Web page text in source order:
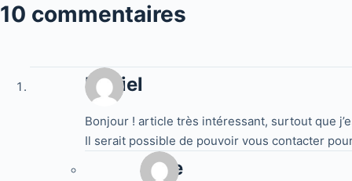
10 commentaires
Daniel
Bonjour ! article très intéressant, surtout que
Il serait possible de pouvoir vous contacter
Jake